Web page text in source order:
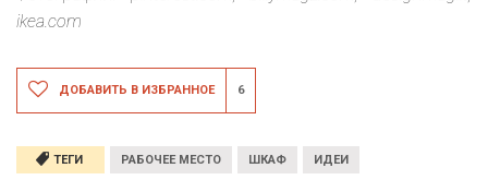
ikea.com
ДОБАВИТЬ В ИЗБРАННОЕ 6
ТЕГИ РАБОЧЕЕ МЕСТО ШКАФ ИДЕИ